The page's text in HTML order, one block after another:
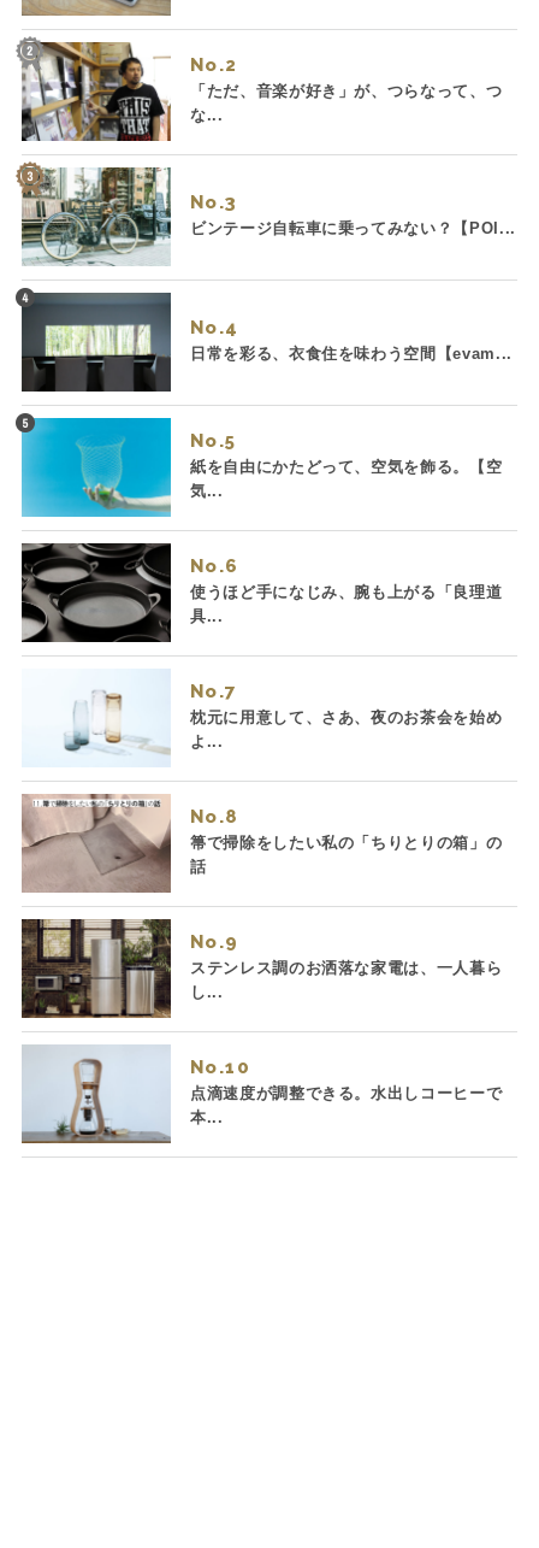
No.
「ただ、音楽が好き」が、つらなって、つ
な...
No.
ビンテージ自転車に乗ってみない？【POI...
No.
日常を彩る、衣食住を味わう空間【evam...
No.
紙を自由にかたどって、空気を飾る。【空
気...
No.
使うほど手になじみ、腕も上がる「良理道
具...
No.
枕元に用意して、さあ、夜のお茶会を始め
よ...
No.
箒で掃除をしたい私の「ちりとりの箱」の
話
No.
ステンレス調のお洒落な家電は、一人暮ら
し...
No.
点滴速度が調整できる。水出しコーヒーで
本...